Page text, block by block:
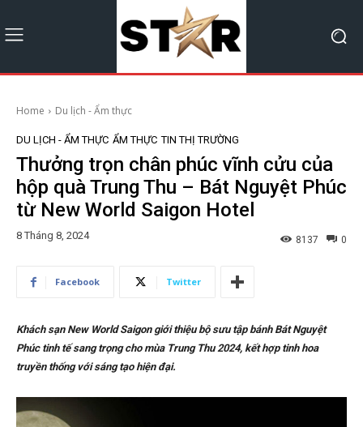
Home Du lịch - Ẩm thực
DU LỊCH - ẨM THỰC ẨM THỰC TIN THỊ TRƯỜNG
Thưởng trọn chân phúc vĩnh cửu của
hộp quà Trung Thu – Bát Nguyệt Phúc
từ New World Saigon Hotel
8 Tháng 8, 2024 0
8137
Facebook Twitter
Khách sạn New World Saigon giới thiệu bộ sưu tập bánh Bát Nguyệt
Phúc tinh tế sang trọng cho mùa Trung Thu 2024, kết hợp tinh hoa
truyền thống với sáng tạo hiện đại.